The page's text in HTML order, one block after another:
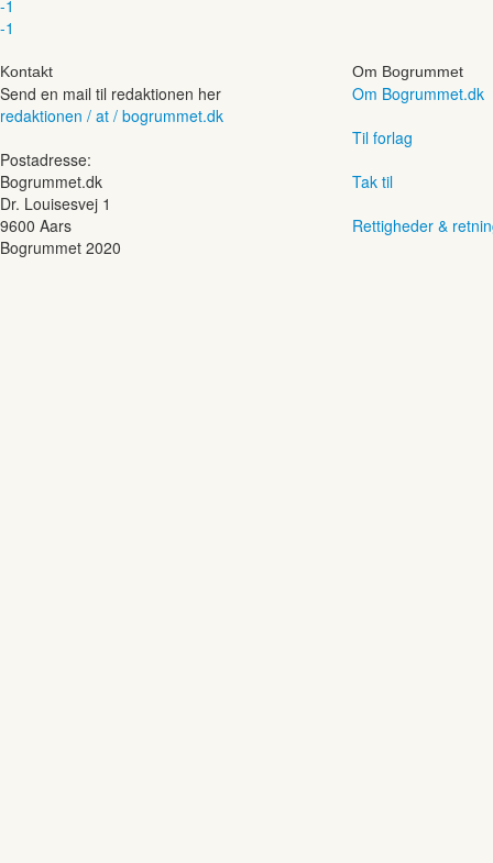
-1
-1
Kontakt
Send en mail til redaktionen her
redaktionen / at / bogrummet.dk
Postadresse:
Bogrummet.dk
Dr. Louisesvej 1
9600 Aars
Om Bogrummet
Om Bogrummet.dk
Til forlag
Tak til
Rettigheder &
Bogrummet 2020